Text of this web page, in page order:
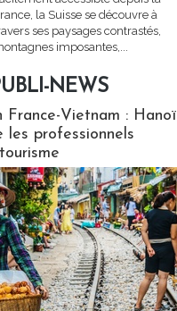
la Suisse se découvre à
ses paysages contrastés,
imposantes,...
NEWS
France-Vietnam : Hanoï
les professionnels